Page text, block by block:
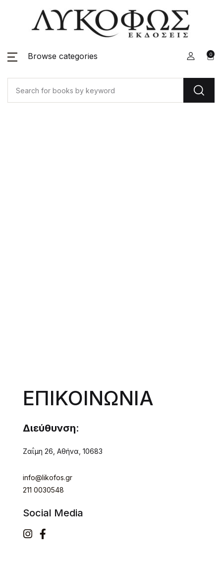
Browse categories 0
ΕΠΙΚΟΙΝΩΝΙΑ
Διεύθυνση:
Ζαΐμη 26, Αθήνα, 10683
info@likofos.gr
211 0030548
Social Media